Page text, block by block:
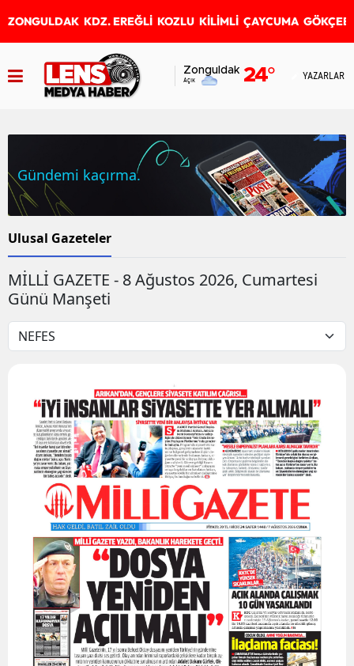
ZONGULDAK KDZ. EREĞLİ KOZLU KİLİMLİ ÇAYCUMA
Zonguldak
Açık 24° YAZARLAR
Gündemi kaçırma.
Ulusal Gazeteler
MİLLİ GAZETE - 8 Ağustos 2026, Cumartesi
Günü Manşeti